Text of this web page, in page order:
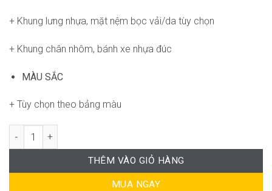
+ Khung lưng nhựa, mặt nệm bọc vải/da tùy chọn
+ Khung chân nhôm, bánh xe nhựa đúc
MÀU SẮC
+ Tùy chọn theo bảng màu
Ghế Wonder RPB-GVP261 số lượng
THÊM VÀO GIỎ HÀNG
MUA NGAY